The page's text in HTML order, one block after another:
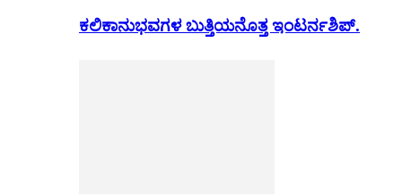
ಕಲಿಕಾನುಭವಗಳ ಬುತ್ತಿಯನೊತ್ತ ಇಂಟರ್ನಶಿಪ್.